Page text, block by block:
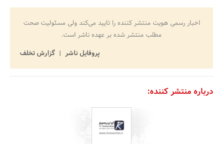
اخبار رسمی هویت منتشر کننده را تایید می‌کند ولی مسئولیت صحت
مطلب منتشر شده بر عهده ناشر است.
پروفایل ناشر
گزارش تخلف
درباره منتشر کننده: